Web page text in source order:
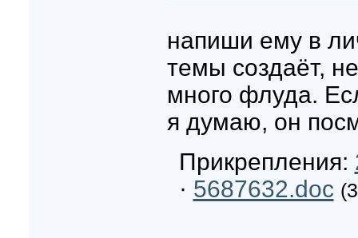
напиши ему в
темы создаёт,
много флуда.
я думаю, он
Прикрепления:
· 5687632.doc